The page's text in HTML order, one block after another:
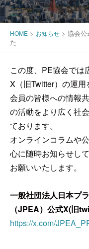
HOME > お知らせ > 協会公
た
この度、PE協会では
X（旧Twitter）の運用
会員の皆様への情報
の活動をより広く社
ております。
オンラインコラムや
心に随時お知らせし
お願いいたします。
一般社団法人日本プ
（JPEA）公式X(旧
https://x.com/